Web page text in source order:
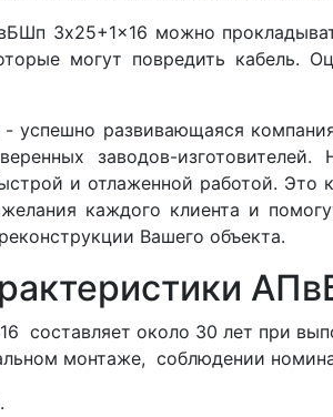
3x25+1x16 можно
могут повредить кабель.
успешно развивающаяся
заводов-
и отлаженной работой. Это
каждого клиента и
Вашего объекта.
составляет около 30 лет при
монтаже, соблюдении